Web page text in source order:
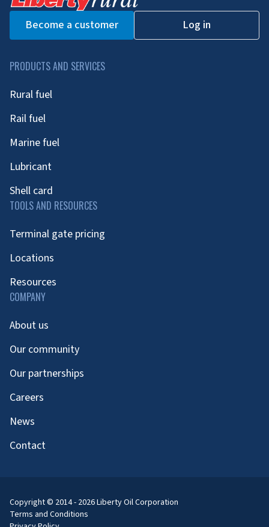
Become a customer Log in
PRODUCTS AND SERVICES
Rural fuel
Rail fuel
Marine fuel
Lubricant
Shell card
TOOLS AND RESOURCES
Terminal gate pricing
Locations
Resources
COMPANY
About us
Our community
Our partnerships
Careers
News
Contact
Copyright © 2014 - 2026 Liberty Oil Corporation
Terms and Conditions